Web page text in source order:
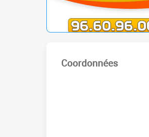
Coordonnées